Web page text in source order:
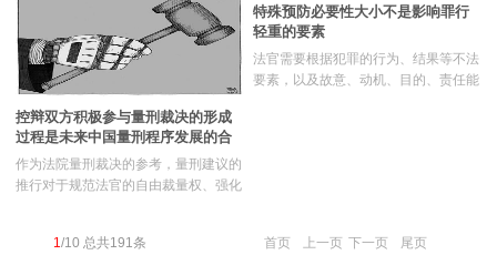
免罪事由与犯罪构成的关系并非否定与
被否定的关系，仅就犯罪构成的孤立范
对独立的关系。但是，就定罪论体系而
言，“免罪事由判断”阶层与“犯罪构
控辩双方积极参与量刑裁决的形成
过程是未来中国量刑程序发展的合
理方向
作为法院量刑裁决的参考，量刑建议的
推行对于规范法官的自由裁量权、强化
限性，仅凭这一建议作出裁决并不足以
特殊预防必要性大小不是影响罪行
轻重的要素
法官需要根据犯罪的行为、结果等不法
要素，以及故意、动机、目的、责任能
的要素，故不能成为选择减轻法定刑的
1/10 总共191条 首页 上一页 下一页 尾页